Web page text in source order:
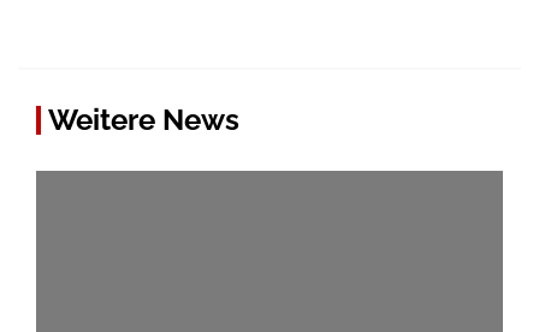
Weitere News